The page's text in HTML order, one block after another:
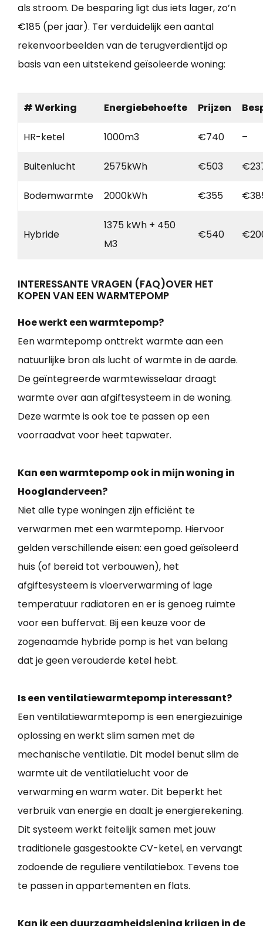
als stroom. De besparing ligt dus iets lager, zo’n
€185 (per jaar). Ter verduidelijk een aantal
rekenvoorbeelden van de terugverdientijd op
basis van een uitstekend geïsoleerde woning:
# Werking Energiebehoefte Prijzen
HR-ketel 1000m3 €740 –
Buitenlucht 2575kWh €503
Bodemwarmte 2000kWh €355
Hybride
1375 kWh + 450
M3
€540
INTERESSANTE VRAGEN (FAQ)OVER HET
KOPEN VAN EEN WARMTEPOMP
Hoe werkt een warmtepomp?
Een warmtepomp onttrekt warmte aan een
natuurlijke bron als lucht of warmte in de aarde.
De geïntegreerde warmtewisselaar draagt
warmte over aan afgiftesysteem in de woning.
Deze warmte is ook toe te passen op een
voorraadvat voor heet tapwater.
Kan een warmtepomp ook in mijn woning in
Hooglanderveen?
Niet alle type woningen zijn efficiënt te
verwarmen met een warmtepomp. Hiervoor
gelden verschillende eisen: een goed geïsoleerd
huis (of bereid tot verbouwen), het
afgiftesysteem is vloerverwarming of lage
temperatuur radiatoren en er is genoeg ruimte
voor een buffervat. Bij een keuze voor de
zogenaamde hybride pomp is het van belang
dat je geen verouderde ketel hebt.
Is een ventilatiewarmtepomp interessant?
Een ventilatiewarmtepomp is een energiezuinige
oplossing en werkt slim samen met de
mechanische ventilatie. Dit model benut slim de
warmte uit de ventilatielucht voor de
verwarming en warm water. Dit beperkt het
verbruik van energie en daalt je energierekening.
Dit systeem werkt feitelijk samen met jouw
traditionele gasgestookte CV-ketel, en vervangt
zodoende de reguliere ventilatiebox. Tevens toe
te passen in appartementen en flats.
Kan ik een duurzaamheidslening krijgen in de